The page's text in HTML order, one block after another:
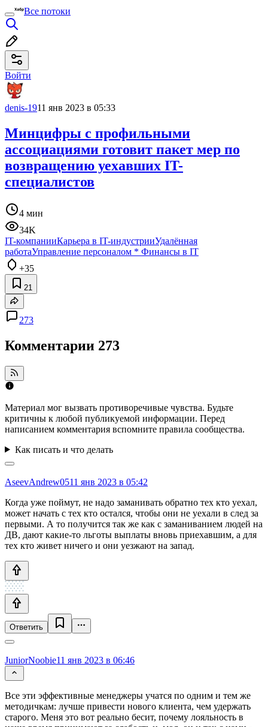
Все потоки
Войти
denis-1911 янв 2023 в 05:33
Минцифры с профильными
ассоциациями готовит пакет мер по
возвращению уехавших IT-
специалистов
4 мин
34K
IT-компанииКарьера в IT-индустрииУдалённая
работаУправление персоналом * Финансы в IT
+35
21
273
Комментарии 273
Материал мог вызвать противоречивые чувства. Будьте
критичны к любой публикуемой информации. Перед
написанием комментария вспомните правила сообщества.
Как писать и что делать
AseevAndrew0511 янв 2023 в 05:42
Когда уже поймут, не надо заманивать обратно тех кто уехал,
может начать с тех кто остался, чтобы они не уехали в след за
первыми. А то получится так же как с заманиванием людей на
ДВ, дают какие-то льготы выплаты вновь приехавшим, а для
тех кто живет ничего и они уезжают на запад.
Ответить
JuniorNoobie11 янв 2023 в 06:46
Все эти эффективные менеджеры учатся по одним и тем же
методичкам: лучше привести нового клиента, чем удержать
старого. Меня это вот реально бесит, почему лояльность в